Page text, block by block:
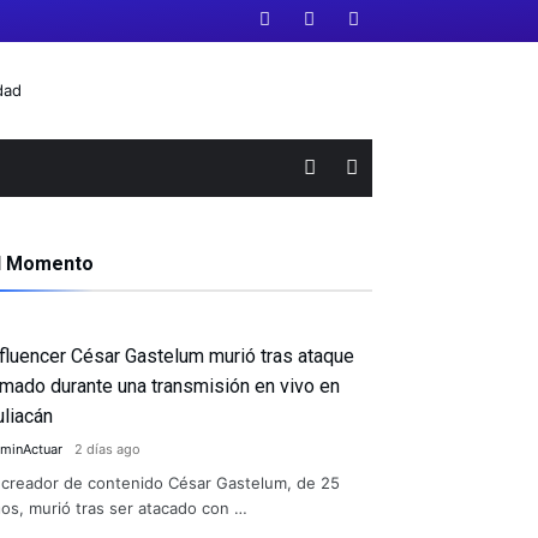
Momento
César Gastelum murió tras ataque
durante una transmisión en vivo en
2 días ago
creador de contenido César Gastelum, de 25
murió tras ser atacado con …